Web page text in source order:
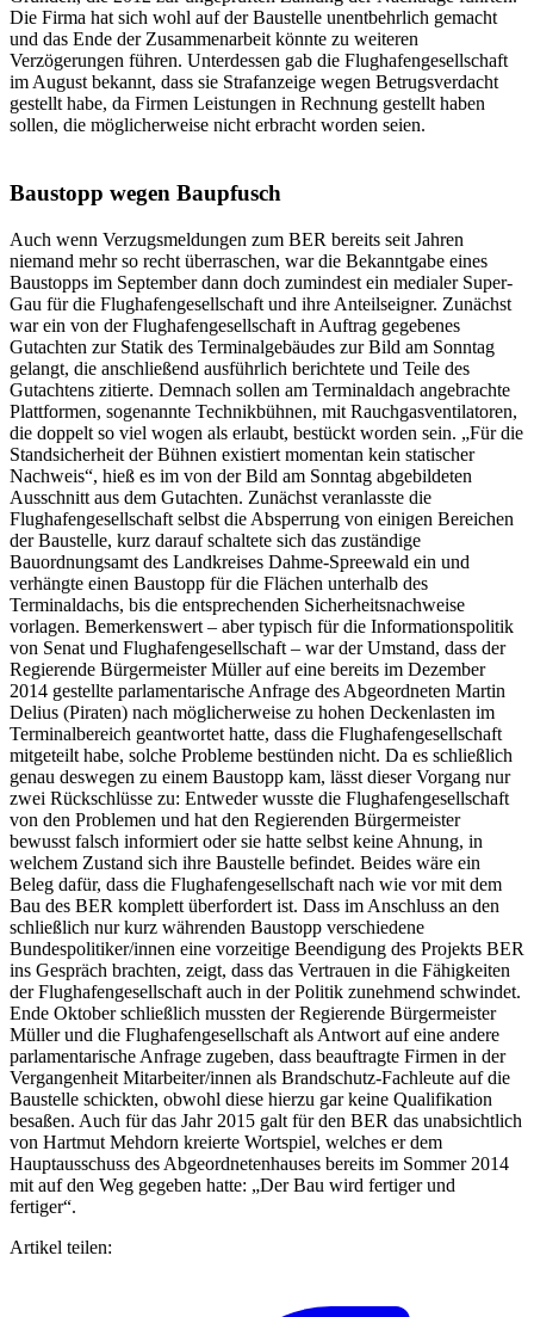
Die Firma hat sich wohl auf der Baustelle unentbehrlich gemacht
und das Ende der Zusammenarbeit könnte zu weiteren
Verzögerungen führen. Unterdessen gab die Flughafengesellschaft
im August bekannt, dass sie Strafanzeige wegen Betrugsverdacht
gestellt habe, da Firmen Leistungen in Rechnung gestellt haben
sollen, die möglicherweise nicht erbracht worden seien.
Baustopp wegen Baupfusch
Auch wenn Verzugsmeldungen zum BER bereits seit Jahren
niemand mehr so recht überraschen, war die Bekanntgabe eines
Baustopps im September dann doch zumindest ein medialer Super-
Gau für die Flughafengesellschaft und ihre Anteilseigner. Zunächst
war ein von der Flughafengesellschaft in Auftrag gegebenes
Gutachten zur Statik des Terminalgebäudes zur Bild am Sonntag
gelangt, die anschließend ausführlich berichtete und Teile des
Gutachtens zitierte. Demnach sollen am Terminaldach angebrachte
Plattformen, sogenannte Technikbühnen, mit Rauchgasventilatoren,
die doppelt so viel wogen als erlaubt, bestückt worden sein. „Für die
Standsicherheit der Bühnen existiert momentan kein statischer
Nachweis“, hieß es im von der Bild am Sonntag abgebildeten
Ausschnitt aus dem Gutachten. Zunächst veranlasste die
Flughafengesellschaft selbst die Absperrung von einigen Bereichen
der Baustelle, kurz darauf schaltete sich das zuständige
Bauordnungsamt des Landkreises Dahme-Spreewald ein und
verhängte einen Baustopp für die Flächen unterhalb des
Terminaldachs, bis die entsprechenden Sicherheitsnachweise
vorlagen. Bemerkenswert – aber typisch für die Informationspolitik
von Senat und Flughafengesellschaft – war der Umstand, dass der
Regierende Bürgermeister Müller auf eine bereits im Dezember
2014 gestellte parlamentarische Anfrage des Abgeordneten Martin
Delius (Piraten) nach möglicherweise zu hohen Deckenlasten im
Terminalbereich geantwortet hatte, dass die Flughafengesellschaft
mitgeteilt habe, solche Probleme bestünden nicht. Da es schließlich
genau deswegen zu einem Baustopp kam, lässt dieser Vorgang nur
zwei Rückschlüsse zu: Entweder wusste die Flughafengesellschaft
von den Problemen und hat den Regierenden Bürgermeister
bewusst falsch informiert oder sie hatte selbst keine Ahnung, in
welchem Zustand sich ihre Baustelle befindet. Beides wäre ein
Beleg dafür, dass die Flughafengesellschaft nach wie vor mit dem
Bau des BER komplett überfordert ist. Dass im Anschluss an den
schließlich nur kurz währenden Baustopp verschiedene
Bundespolitiker/innen eine vorzeitige Beendigung des Projekts BER
ins Gespräch brachten, zeigt, dass das Vertrauen in die Fähigkeiten
der Flughafengesellschaft auch in der Politik zunehmend schwindet.
Ende Oktober schließlich mussten der Regierende Bürgermeister
Müller und die Flughafengesellschaft als Antwort auf eine andere
parlamentarische Anfrage zugeben, dass beauftragte Firmen in der
Vergangenheit Mitarbeiter/innen als Brandschutz-Fachleute auf die
Baustelle schickten, obwohl diese hierzu gar keine Qualifikation
besaßen. Auch für das Jahr 2015 galt für den BER das unabsichtlich
von Hartmut Mehdorn kreierte Wortspiel, welches er dem
Hauptausschuss des Abgeordnetenhauses bereits im Sommer 2014
mit auf den Weg gegeben hatte: „Der Bau wird fertiger und
fertiger“.
Artikel teilen: